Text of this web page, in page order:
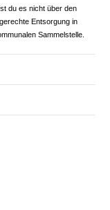
du es nicht über den
Entsorgung in
Sammelstelle.